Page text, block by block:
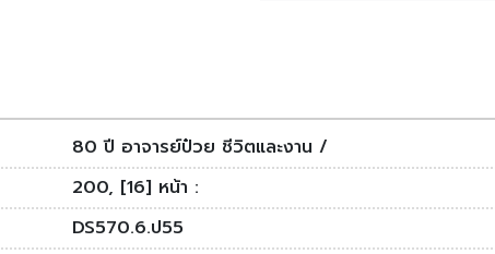
80 ปี อาจารย์ป๋วย ชีวิตและงาน /
200, [16] หน้า :
DS570.6.ป55